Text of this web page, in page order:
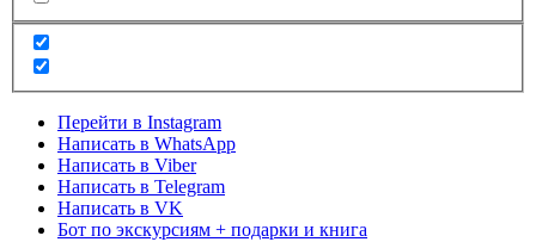
Перейти в Instagram
Написать в WhatsApp
Написать в Viber
Написать в Telegram
Написать в VK
Бот по экскурсиям + подарки и книга